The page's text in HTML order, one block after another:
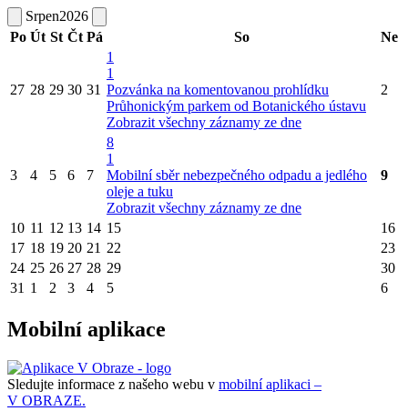
Srpen2026
Po Út St Čt Pá So Ne
27 28 29 30 31
1
1
Pozvánka na komentovanou prohlídku
Průhonickým parkem od Botanického ústavu
Zobrazit všechny záznamy ze dne
2
3 4 5 6 7
8
1
Mobilní sběr nebezpečného odpadu a jedlého
oleje a tuku
Zobrazit všechny záznamy ze dne
9
10 11 12 13 14 15
16
17 18 19 20 21 22
23
24 25 26 27 28 29
30
31 1 2 3 4 5 6
Mobilní aplikace
Sledujte informace z našeho webu v mobilní aplikaci –
V OBRAZE.